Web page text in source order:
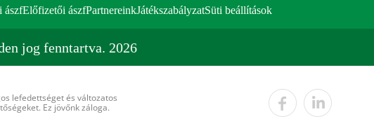
ászfElőfizetői ászfPartnereinkJátékszabályzatSüti beállítások
jog fenntartva. 2026
lefedettséget és változatos
Ez jövőnk záloga.